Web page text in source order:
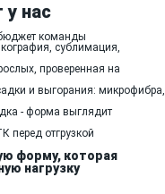
нас
команды
сублимация,
проверенная на
и выгорания: микрофибра,
- форма выглядит
перед отгрузкой
форму, которая
нагрузку